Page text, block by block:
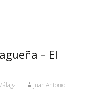
– El
Juan Antonio